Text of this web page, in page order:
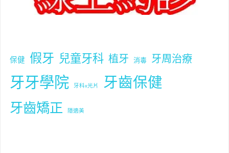
保健 假牙 兒童牙科 植牙 消毒 牙周治療
牙牙學院 牙科x光片 牙齒保健
牙齒矯正 隱適美